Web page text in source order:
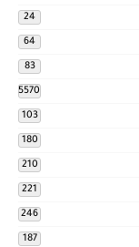
24
64
83
5570
103
180
210
221
246
187